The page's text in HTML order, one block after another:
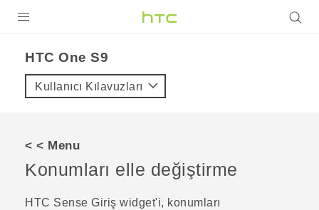
VIVE
VIVERSE
DESTEK
HTC One S9‎
Kullanıcı Kılavuzları
< < Menu
Konumları elle değiştirme
HTC Sense Giriş widget'i, konumları